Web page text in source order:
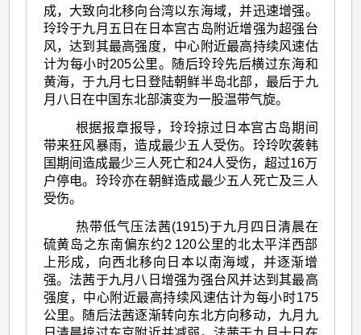
成，大致向北移向台湾以东海域，并迅速增强。
玲玲于九月五日在日本宫古岛附近增强为超强台
风，达到其最高强度，中心附近最高持续风速估
计为每小时205公里。随后玲玲先后横过东海和
黄海，于九月七日登陆朝鲜半岛北部，最后于九
月八日在中国东北部演变为一股温带气旋。
根据报章报导，玲玲掠过日本宫古岛期间
带来狂风暴雨，造成最少五人受伤。玲玲吹袭韩
国期间造成最少三人死亡和24人受伤，超过16万
户停电。玲玲亦在朝鲜造成最少五人死亡及三人
受伤。
热带低气压法茜(1915)于九月四日清晨在
硫黄岛之东南偏东约2 120公里的北太平洋西部
上形成，向西北移向日本以南海域，并逐渐增
强。法茜于九月八日增强为强台风并达到其最高
强度，中心附近最高持续风速估计为每小时175
公里。随后法茜逐渐转向东北方向移动，九月九